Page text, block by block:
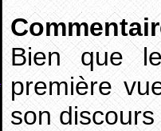
Bien que
première
son